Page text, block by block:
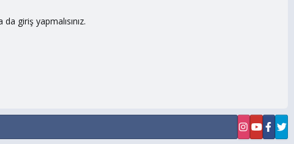
giriş yapmalısınız.